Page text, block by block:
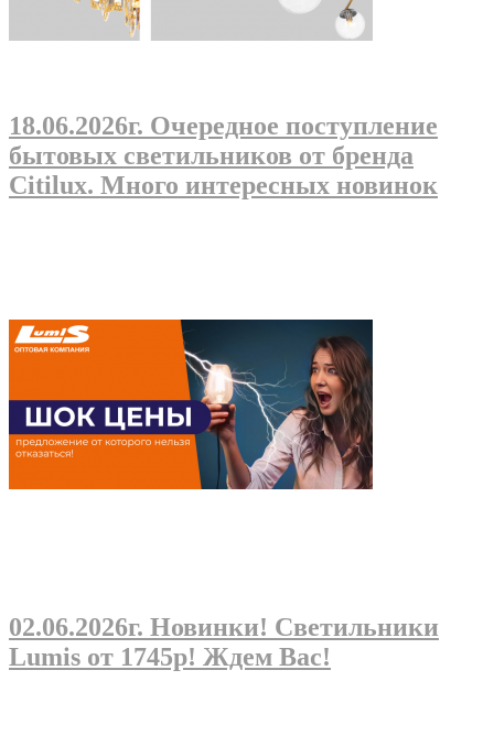
18.06.2026г. Очередное поступление
бытовых светильников от бренда
Citilux. Много интересных новинок
02.06.2026г. Новинки! Светильники
Lumis от 1745р! Ждем Вас!